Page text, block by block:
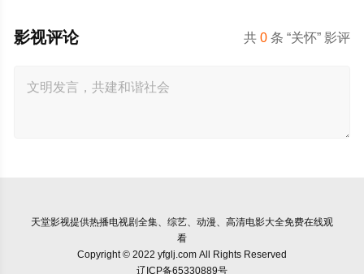
共0 条 “关怀” 影评
影视评论
天堂影视提供热播电视剧全集、综艺、动漫、高清电影大全免费在线观
看
Copyright © 2022 yfglj.com All Rights Reserved
辽ICP备65330889号